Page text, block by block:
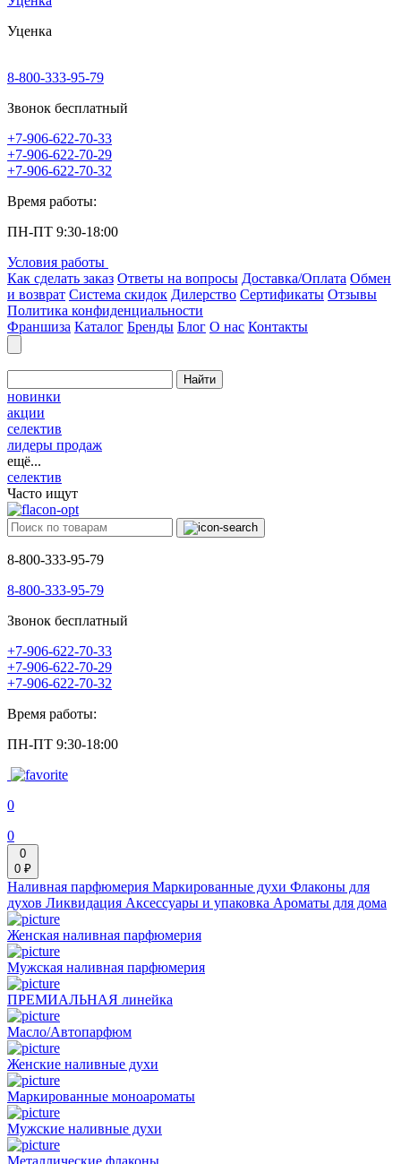
Уценка
8-800-333-95-79
Звонок бесплатный
+7-906-622-70-33
+7-906-622-70-29
+7-906-622-70-32
Время работы:
ПН-ПТ 9:30-18:00
Условия работы
Как сделать заказ Ответы на вопросы Доставка/Оплата Обмен
и возврат Система скидок Дилерство Сертификаты Отзывы
Политика конфиденциальности
Франшиза Каталог Бренды Блог О нас Контакты
Найти
новинки
акции
селектив
лидеры продаж
ещё...
селектив
Часто ищут
8-800-333-95-79
8-800-333-95-79
Звонок бесплатный
+7-906-622-70-33
+7-906-622-70-29
+7-906-622-70-32
Время работы:
ПН-ПТ 9:30-18:00
0
0
0
0 ₽
Наливная парфюмерия Маркированные духи Флаконы для
духов Ликвидация Аксессуары и упаковка Ароматы для дома
Женская наливная парфюмерия
Мужская наливная парфюмерия
ПРЕМИАЛЬНАЯ линейка
Масло/Автопарфюм
Женские наливные духи
Маркированные моноароматы
Мужские наливные духи
Металлические флаконы